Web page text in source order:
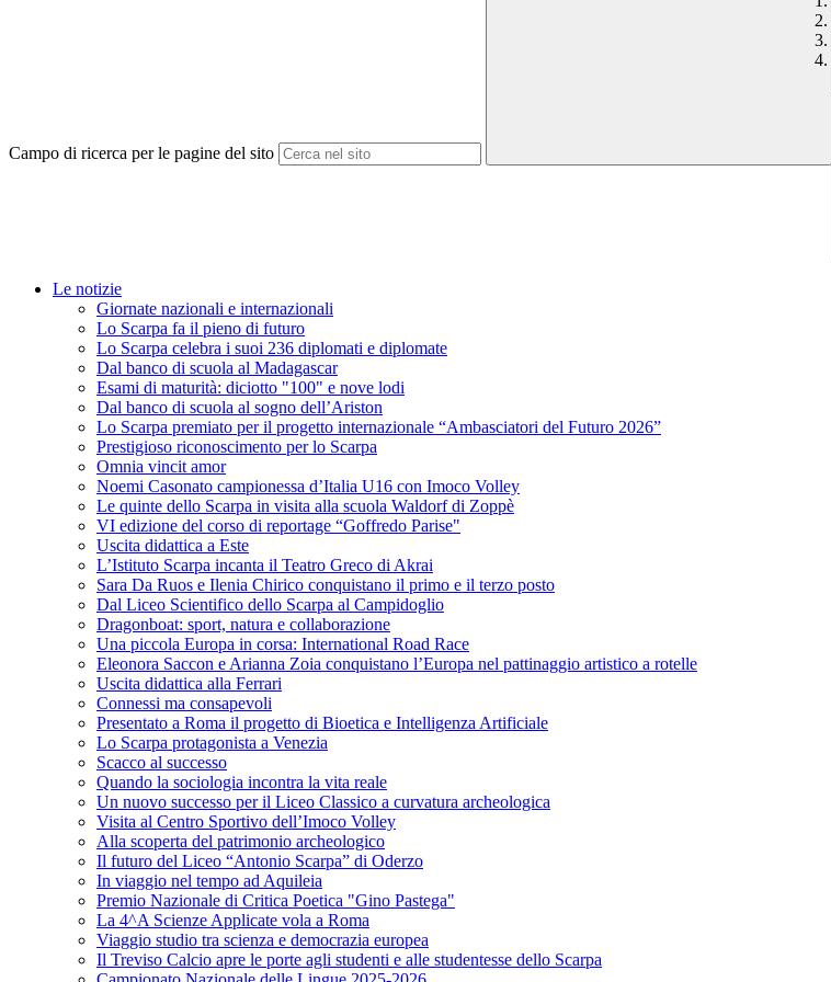
Campo di ricerca per le pagine del sito
Le notizie
Giornate nazionali e internazionali
Lo Scarpa fa il pieno di futuro
Lo Scarpa celebra i suoi 236 diplomati e diplomate
Dal banco di scuola al Madagascar
Esami di maturità: diciotto "100" e nove lodi
Dal banco di scuola al sogno dell’Ariston
Lo Scarpa premiato per il progetto internazionale “Ambasciatori del Futuro 2026”
Prestigioso riconoscimento per lo Scarpa
Omnia vincit amor
Noemi Casonato campionessa d’Italia U16 con Imoco Volley
Le quinte dello Scarpa in visita alla scuola Waldorf di Zoppè
VI edizione del corso di reportage “Goffredo Parise"
Uscita didattica a Este
L’Istituto Scarpa incanta il Teatro Greco di Akrai
Sara Da Ruos e Ilenia Chirico conquistano il primo e il terzo posto
Dal Liceo Scientifico dello Scarpa al Campidoglio
Dragonboat: sport, natura e collaborazione
Una piccola Europa in corsa: International Road Race
Eleonora Saccon e Arianna Zoia conquistano l’Europa nel pattinaggio artistico a rotelle
Uscita didattica alla Ferrari
Connessi ma consapevoli
Presentato a Roma il progetto di Bioetica e Intelligenza Artificiale
Lo Scarpa protagonista a Venezia
Scacco al successo
Quando la sociologia incontra la vita reale
Un nuovo successo per il Liceo Classico a curvatura archeologica
Visita al Centro Sportivo dell’Imoco Volley
Alla scoperta del patrimonio archeologico
Il futuro del Liceo “Antonio Scarpa” di Oderzo
In viaggio nel tempo ad Aquileia
Premio Nazionale di Critica Poetica "Gino Pastega"
La 4^A Scienze Applicate vola a Roma
Viaggio studio tra scienza e democrazia europea
Il Treviso Calcio apre le porte agli studenti e alle studentesse dello Scarpa